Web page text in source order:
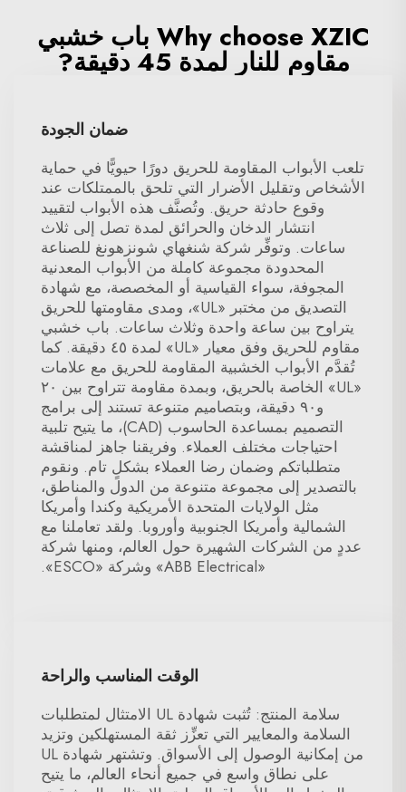
Why choose XZIC باب خشبي
مقاوم للنار لمدة 45 دقيقة?
ضمان الجودة
تلعب الأبواب المقاومة للحريق دورًا حيويًّا في حماية
الأشخاص وتقليل الأضرار التي تلحق بالممتلكات عند
وقوع حادثة حريق. وتُصنَّف هذه الأبواب لتقييد
انتشار الدخان والحرائق لمدة تصل إلى ثلاث
ساعات. وتوفِّر شركة شنغهاي شونزهونغ للصناعة
المحدودة مجموعة كاملة من الأبواب المعدنية
المجوفة، سواء القياسية أو المخصصة، مع شهادة
التصديق من مختبر «UL»، ومدى مقاومتها للحريق
يتراوح بين ساعة واحدة وثلاث ساعات. باب خشبي
مقاوم للحريق وفق معيار «UL» لمدة ٤٥ دقيقة. كما
تُقدَّم الأبواب الخشبية المقاومة للحريق مع علامات
«UL» الخاصة بالحريق، وبمدة مقاومة تتراوح بين ٢٠
و٩٠ دقيقة، وبتصاميم متنوعة تستند إلى برامج
التصميم بمساعدة الحاسوب (CAD)، ما يتيح تلبية
احتياجات مختلف العملاء. وفريقنا جاهز لمناقشة
متطلباتكم وضمان رضا العملاء بشكلٍ تام. ونقوم
بالتصدير إلى مجموعة متنوعة من الدول والمناطق،
مثل الولايات المتحدة الأمريكية وكندا وأمريكا
الشمالية وأمريكا الجنوبية وأوروبا. ولقد تعاملنا مع
عددٍ من الشركات الشهيرة حول العالم، ومنها شركة
«ABB Electrical» وشركة «ESCO».
الوقت المناسب والراحة
سلامة المنتج: تُثبت شهادة UL الامتثال لمتطلبات
السلامة والمعايير التي تعزِّز ثقة المستهلكين وتزيد
من إمكانية الوصول إلى الأسواق. وتشتهر شهادة UL
على نطاق واسع في جميع أنحاء العالم، ما يتيح